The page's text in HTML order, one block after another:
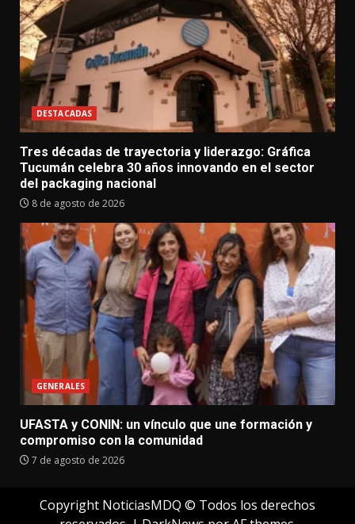
DESTACADAS
Tres décadas de trayectoria y liderazgo: Gráfica
Tucumán celebra 30 años innovando en el sector
del packaging nacional
8 de agosto de 2026
GENERALES
UFASTA y CONIN: un vínculo que une formación y
compromiso con la comunidad
7 de agosto de 2026
Copyright NoticiasMDQ © Todos los derechos